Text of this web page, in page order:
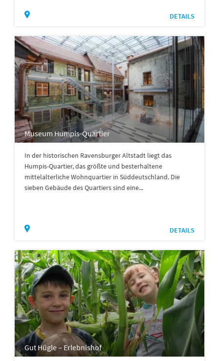
DETAILS
Museum Humpis-Quartier
In der historischen Ravensburger Altstadt liegt das
Humpis-Quartier, das größte und besterhaltene
mittelalterliche Wohnquartier in Süddeutschland. Die
sieben Gebäude des Quartiers sind eine...
DETAILS
Gut Hügle – Erlebnishof